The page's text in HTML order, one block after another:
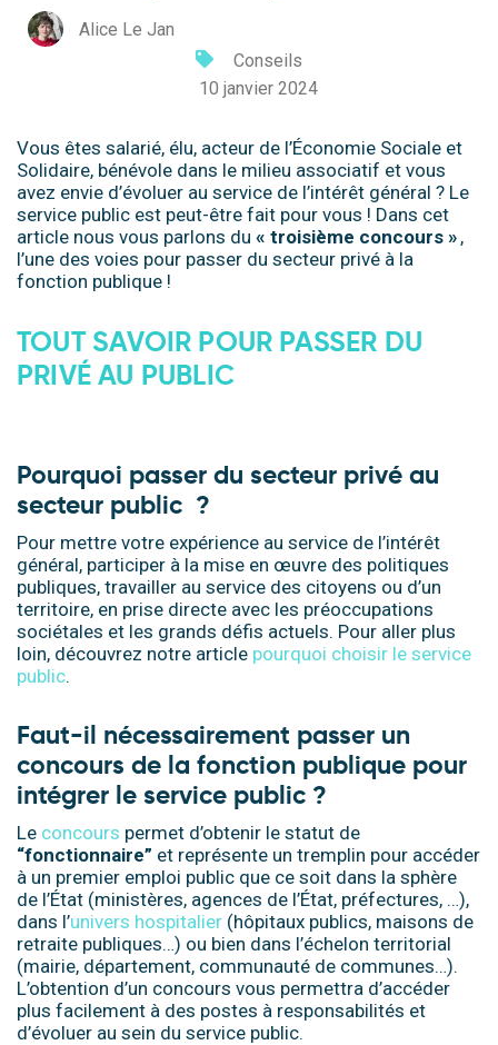
Alice Le Jan
Conseils
10 janvier 2024
Vous êtes salarié, élu, acteur de l’Économie Sociale et
Solidaire, bénévole dans le milieu associatif et vous
avez envie d’évoluer au service de l’intérêt général ? Le
service public est peut-être fait pour vous ! Dans cet
article nous vous parlons du « troisième concours » ,
l’une des voies pour passer du secteur privé à la
fonction publique !
TOUT SAVOIR POUR PASSER DU
PRIVÉ AU PUBLIC
Pourquoi passer du secteur privé au
secteur public ?
Pour mettre votre expérience au service de l’intérêt
général, participer à la mise en œuvre des politiques
publiques, travailler au service des citoyens ou d’un
territoire, en prise directe avec les préoccupations
sociétales et les grands défis actuels. Pour aller plus
loin, découvrez notre article pourquoi choisir le service
public.
Faut-il nécessairement passer un
concours de la fonction publique pour
intégrer le service public ?
Le concours permet d’obtenir le statut de
“fonctionnaire” et représente un tremplin pour accéder
à un premier emploi public que ce soit dans la sphère
de l’État (ministères, agences de l’État, préfectures, …),
dans l’univers hospitalier (hôpitaux publics, maisons de
retraite publiques…) ou bien dans l’échelon territorial
(mairie, département, communauté de communes…).
L’obtention d’un concours vous permettra d’accéder
plus facilement à des postes à responsabilités et
d’évoluer au sein du service public.